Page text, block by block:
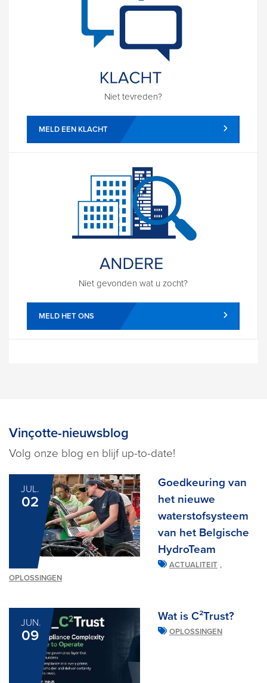
Niet tevreden?
MELD EEN KLACHT
Niet gevonden wat u zocht?
MELD HET ONS
Vinçotte-nieuwsblog
Volg onze blog en blijf up-to-date!
JUL.
02
Goedkeuring van
het nieuwe
waterstofsysteem
van het Belgische
HydroTeam
ACTUALITEIT ,
OPLOSSINGEN
JUN.
09
Wat is C²Trust?
OPLOSSINGEN